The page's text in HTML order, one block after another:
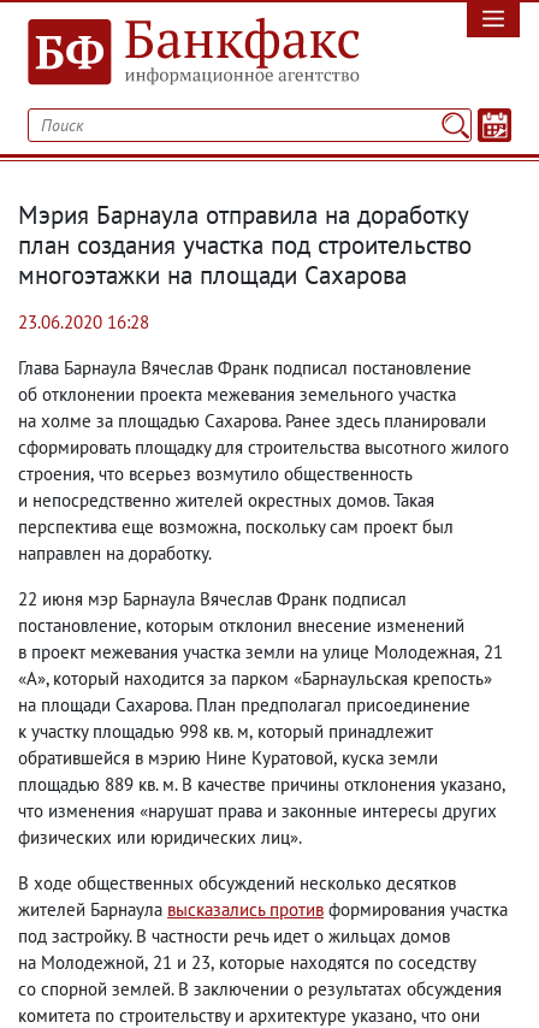
Мэрия Барнаула отправила на доработку
план создания участка под строительство
многоэтажки на площади Сахарова
23.06.2020 16:28
Глава Барнаула Вячеслав Франк подписал постановление
об отклонении проекта межевания земельного участка
на холме за площадью Сахарова. Ранее здесь планировали
сформировать площадку для строительства высотного жилого
строения, что всерьез возмутило общественность
и непосредственно жителей окрестных домов. Такая
перспектива еще возможна, поскольку сам проект был
направлен на доработку.
22 июня мэр Барнаула Вячеслав Франк подписал
постановление, которым отклонил внесение изменений
в проект межевания участка земли на улице Молодежная, 21
«А», который находится за парком «Барнаульская крепость»
на площади Сахарова. План предполагал присоединение
к участку площадью 998 кв. м, который принадлежит
обратившейся в мэрию Нине Куратовой, куска земли
площадью 889 кв. м. В качестве причины отклонения указано,
что изменения «нарушат права и законные интересы других
физических или юридических лиц».
В ходе общественных обсуждений несколько десятков
жителей Барнаула высказались против формирования участка
под застройку. В частности речь идет о жильцах домов
на Молодежной, 21 и 23, которые находятся по соседству
со спорной землей. В заключении о результатах обсуждения
комитета по строительству и архитектуре указано, что они